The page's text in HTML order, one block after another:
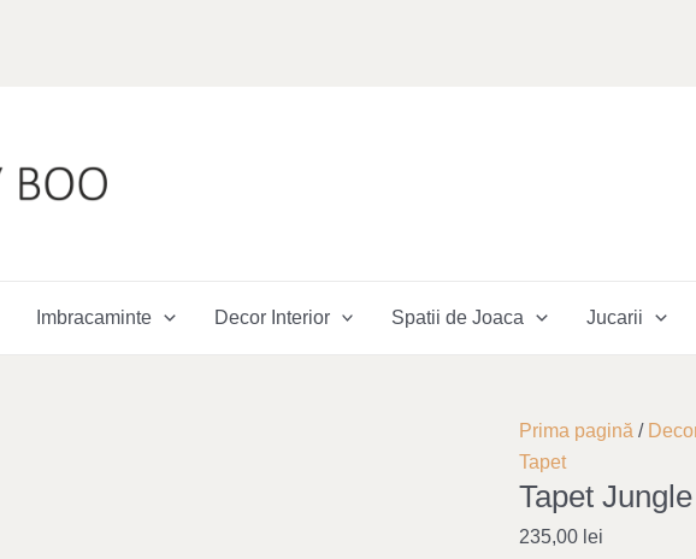
Imbracaminte Decor Interior Spatii de Joaca Jucarii
Prima pagină /
Tapet
Tapet
235,00 lei
Cantitate
Tapet
Jungle